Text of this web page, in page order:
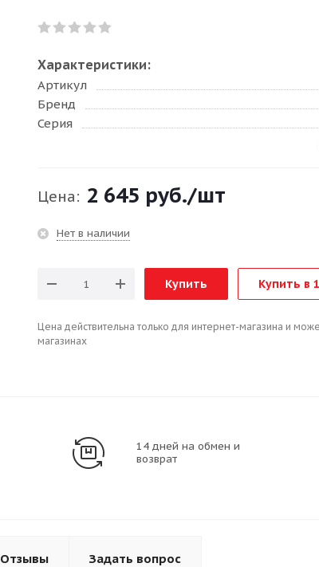
Характеристики:
Артикул
Бренд
Серия
Цена: 2 645 руб./шт
Нет в наличии
Купить Купить в
Цена действительна только для интернет-магазина и
магазинах
14 дней на обмен и
возврат
Отзывы Задать вопрос